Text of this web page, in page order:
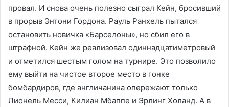
провал. И снова очень полезно сыграл Кейн, бросивший
в прорыв Энтони Гордона. Рауль Ранхель пытался
остановить новичка «Барселоны», но сбил его в
штрафной. Кейн же реализовал одиннадцатиметровый
и отметился шестым голом на турнире. Это позволило
ему выйти на чистое второе место в гонке
бомбардиров, где англичанина опережают только
Лионель Месси, Килиан Мбаппе и Эрлинг Холанд. А в